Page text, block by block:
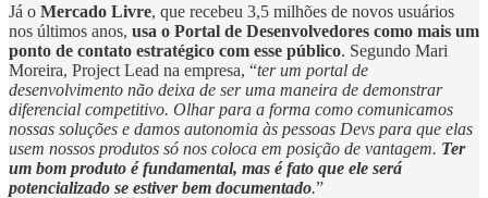
Já o Mercado Livre, que recebeu 3,5 milhões de novos usuários
nos últimos anos, usa o Portal de Desenvolvedores como mais um
ponto de contato estratégico com esse público. Segundo Mari
Moreira, Project Lead na empresa, “ter um portal de
desenvolvimento não deixa de ser uma maneira de demonstrar
diferencial competitivo. Olhar para a forma como comunicamos
nossas soluções e damos autonomia às pessoas Devs para que elas
usem nossos produtos só nos coloca em posição de vantagem. Ter
um bom produto é fundamental, mas é fato que ele será
potencializado se estiver bem documentado.”